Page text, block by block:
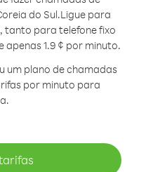
do Sul.Ligue para
tanto para telefone fixo
1.9 ¢ por minuto.
um plano de chamadas
por minuto para